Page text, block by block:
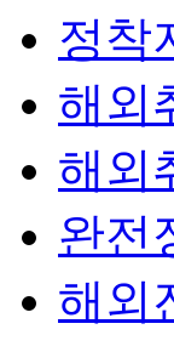
정착
해외
해외
완전
해외